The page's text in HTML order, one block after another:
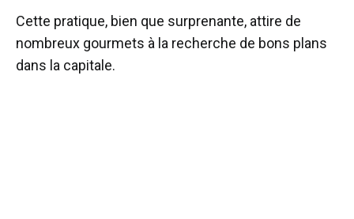
Cette pratique, bien que surprenante, attire de
nombreux gourmets à la recherche de bons plans
dans la capitale.